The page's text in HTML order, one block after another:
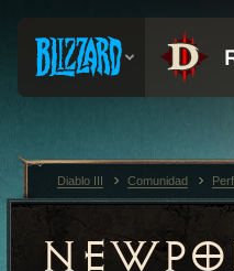
Diablo III Comunidad